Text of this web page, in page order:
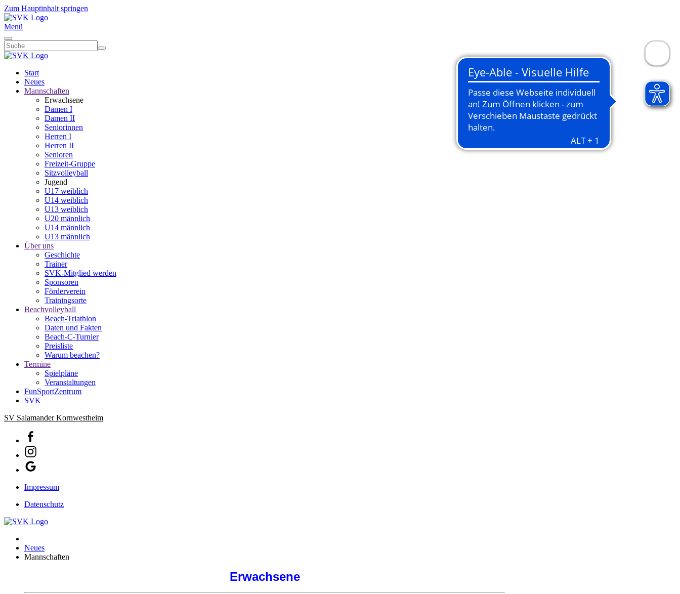
Zum Hauptinhalt springen
Menü
Start
Neues
Mannschaften
Erwachsene
Damen I
Damen II
Seniorinnen
Herren I
Herren II
Senioren
Freizeit-Gruppe
Sitzvolleyball
Jugend
U17 weiblich
U14 weiblich
U13 weiblich
U20 männlich
U14 männlich
U13 männlich
Über uns
Geschichte
Trainer
SVK-Mitglied werden
Sponsoren
Förderverein
Trainingsorte
Beachvolleyball
Beach-Triathlon
Daten und Fakten
Beach-C-Turnier
Preisliste
Warum beachen?
Termine
Spielpläne
Veranstaltungen
FunSportZentrum
SVK
SV Salamander Kornwestheim
Impressum
Datenschutz
Neues
Mannschaften
Erwachsene